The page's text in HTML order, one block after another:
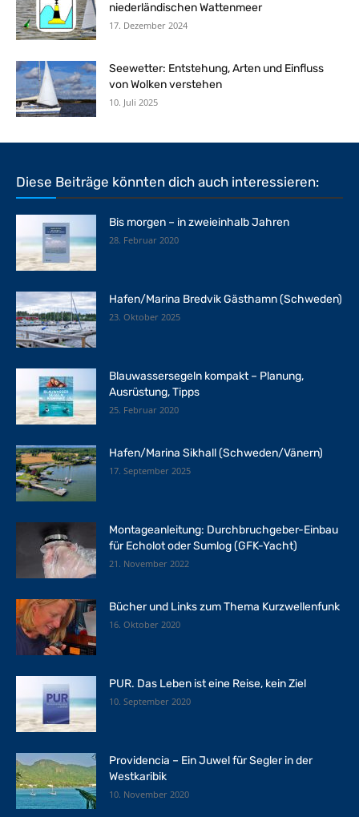
niederländischen Wattenmeer
17. Dezember 2024
Seewetter: Entstehung, Arten und Einfluss
von Wolken verstehen
10. Juli 2025
Diese Beiträge könnten dich auch interessieren:
Bis morgen – in zweieinhalb Jahren
28. Februar 2020
Hafen/Marina Bredvik Gästhamn (Schweden)
23. Oktober 2025
Blauwassersegeln kompakt – Planung,
Ausrüstung, Tipps
25. Februar 2020
Hafen/Marina Sikhall (Schweden/Vänern)
17. September 2025
Montageanleitung: Durchbruchgeber-Einbau
für Echolot oder Sumlog (GFK-Yacht)
21. November 2022
Bücher und Links zum Thema Kurzwellenfunk
16. Oktober 2020
PUR. Das Leben ist eine Reise, kein Ziel
10. September 2020
Providencia – Ein Juwel für Segler in der
Westkaribik
10. November 2020